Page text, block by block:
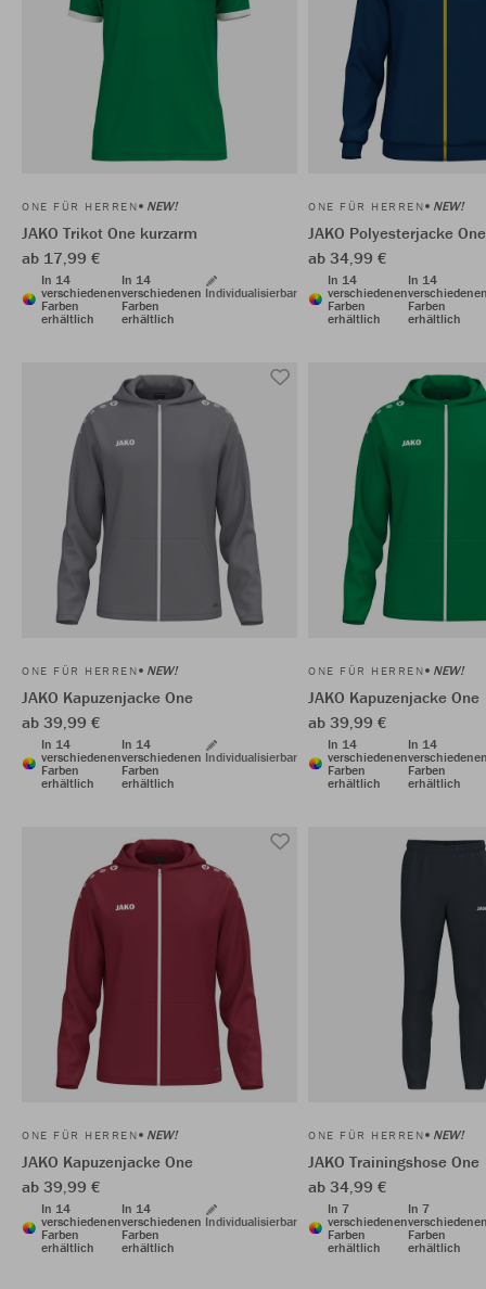
ONE FÜR HERREN NEW!
JAKO Trikot One kurzarm
ab 17,99 €
In 14
verschiedenen
Farben
erhältlich
In 14
verschiedenen
Farben
erhältlich
Individualisierbar
ONE FÜR HERREN NEW!
JAKO Polyesterjacke One
ab 34,99 €
In 14
verschiedenen
Farben
erhältlich
In 14
Farben
erhältlich
ONE FÜR HERREN NEW!
JAKO Kapuzenjacke One
ab 39,99 €
In 14
verschiedenen
Farben
erhältlich
In 14
verschiedenen
Farben
erhältlich
Individualisierbar
ONE FÜR HERREN NEW!
JAKO Kapuzenjacke One
ab 39,99 €
In 14
verschiedenen
Farben
erhältlich
In 14
Farben
erhältlich
ONE FÜR HERREN NEW!
JAKO Kapuzenjacke One
ab 39,99 €
In 14
verschiedenen
Farben
erhältlich
In 14
verschiedenen
Farben
erhältlich
Individualisierbar
ONE FÜR HERREN NEW!
JAKO Trainingshose One
ab 34,99 €
In 7
verschiedenen
Farben
erhältlich
In 7
Farben
erhältlich